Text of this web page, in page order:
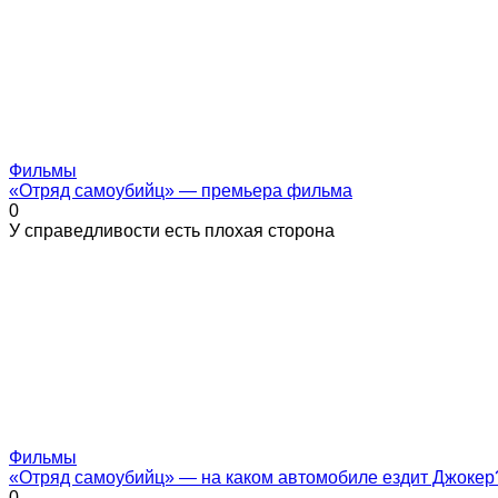
Фильмы
«Отряд самоубийц» — премьера фильма
0
У справедливости есть плохая сторона
Фильмы
«Отряд самоубийц» — на каком автомобиле ездит